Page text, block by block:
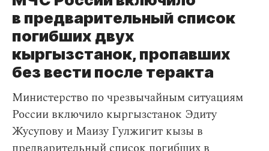
в предварительный список
погибших двух
кыргызстанок, пропавших
без вести после теракта
Министерство по чрезвычайным ситуациям
России включило кыргызстанок Эдиту
Жусупову и Маизу Гулжигит кызы в